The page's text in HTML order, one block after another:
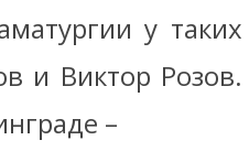
у таких
и Виктор Розов.
–